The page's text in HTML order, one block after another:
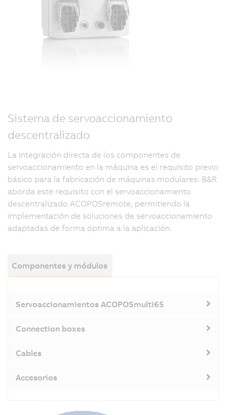
Sistema de servoaccionamiento
descentralizado
La integración directa de los componentes de
servoaccionamiento en la máquina es el requisito previo
básico para la fabricación de máquinas modulares: B&R
aborda este requisito con el servoaccionamiento
descentralizado ACOPOSremote, permitiendo la
implementación de soluciones de servoaccionamiento
adaptadas de forma óptima a la aplicación.
Componentes y módulos
Servoaccionamientos ACOPOSmulti65
Connection boxes
Cables
Accesorios